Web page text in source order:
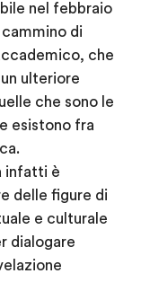
nel febbraio
di
che
ulteriore
che sono le
esistono fra
infatti è
delle figure di
e culturale
dialogare